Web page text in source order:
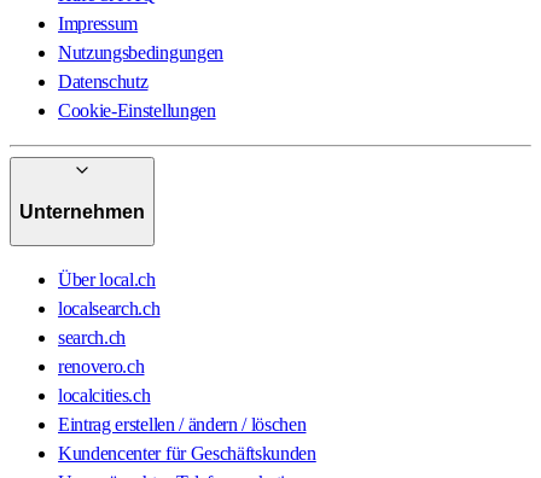
Impressum
Nutzungsbedingungen
Datenschutz
Cookie-Einstellungen
Unternehmen
Über local.ch
localsearch.ch
search.ch
renovero.ch
localcities.ch
Eintrag erstellen / ändern / löschen
Kundencenter für Geschäftskunden